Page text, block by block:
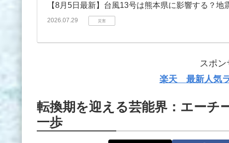
【8月5日最新】台風13号は熊本県に影響する？
2026.07.29 災害
スポン
楽天 最新人気
転換期を迎える芸能界：エーチ
一歩